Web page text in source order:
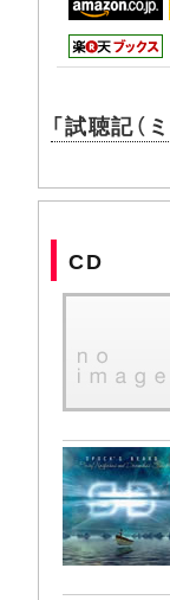
「試聴記（
CD